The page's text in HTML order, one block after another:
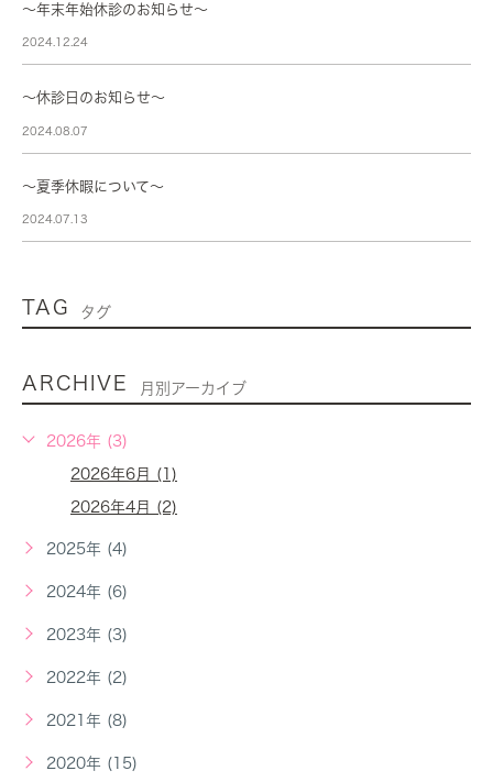
〜年末年始休診のお知らせ〜
2024.12.24
～休診日のお知らせ～
2024.08.07
～夏季休暇について～
2024.07.13
TAG タグ
ARCHIVE 月別アーカイブ
2026年 (3)
2026年6月 (1)
2026年4月 (2)
2025年 (4)
2024年 (6)
2023年 (3)
2022年 (2)
2021年 (8)
2020年 (15)